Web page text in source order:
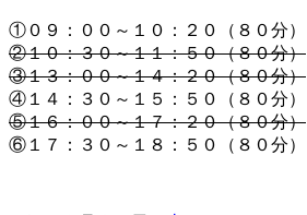
①０９：００～１０：２０（８０分）
②１０：３０～１１：５０（８０分）
③１３：００～１４：２０（８０分）
④１４：３０～１５：５０（８０分）
⑤１６：００～１７：２０（８０分）
⑥１７：３０～１８：５０（８０分）